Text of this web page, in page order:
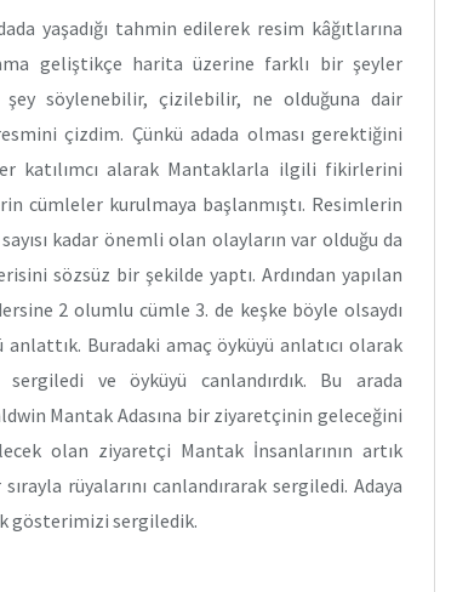
yaşadığı tahmin edilerek resim kâğıtlarına
geliştikçe harita üzerine farklı bir şeyler
söylenebilir, çizilebilir, ne olduğuna dair
çizdim. Çünkü adada olması gerektiğini
katılımcı alarak Mantaklarla ilgili fikirlerini
cümleler kurulmaya başlanmıştı. Resimlerin
kadar önemli olan olayların var olduğu da
sözsüz bir şekilde yaptı. Ardından yapılan
2 olumlu cümle 3. de keşke böyle olsaydı
Buradaki amaç öyküyü anlatıcı olarak
ve öyküyü canlandırdık. Bu arada
Mantak Adasına bir ziyaretçinin geleceğini
olan ziyaretçi Mantak İnsanlarının artık
rüyalarını canlandırarak sergiledi. Adaya
gösterimizi sergiledik.